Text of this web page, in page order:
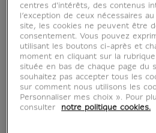
centres d'intérêts, des contenus
l’exception de ceux nécessaires
site, les cookies ne peuvent être
consentement. Vous pouvez
utilisant les boutons ci-après et
moment en cliquant sur la
située en bas de chaque page du
souhaitez pas accepter tous les
sur comment nous utilisons les
Personnaliser mes choix ». Pour
consulter
notre politique cookies.